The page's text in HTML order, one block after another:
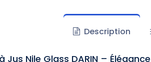
Description
Jus Nile Glass DARIN –